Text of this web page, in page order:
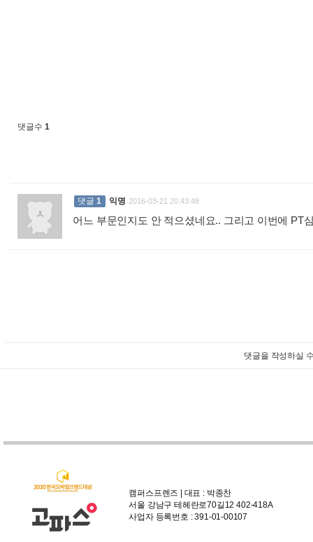
댓글수 1
댓글 1 익명 2016-03-21 20:43:48
어느 부문인지도 안 적으셨네요.. 그리고 이번에 PT
댓글을 작성하실
캠퍼스프렌즈 | 대표 : 박종찬
서울 강남구 테헤란로70길12 402-418A
사업자 등록번호 : 391-01-00107